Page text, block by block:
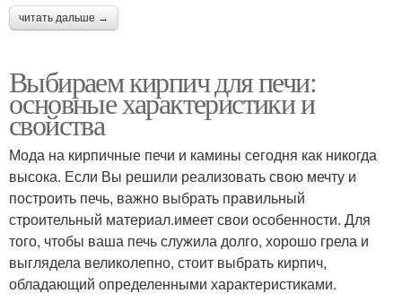
читать дальше →
Выбираем кирпич для печи:
основные характеристики и
свойства
Мода на кирпичные печи и камины сегодня как никогда
высока. Если Вы решили реализовать свою мечту и
построить печь, важно выбрать правильный
строительный материал.имеет свои особенности. Для
того, чтобы ваша печь служила долго, хорошо грела и
выглядела великолепно, стоит выбрать кирпич,
обладающий определенными характеристиками.